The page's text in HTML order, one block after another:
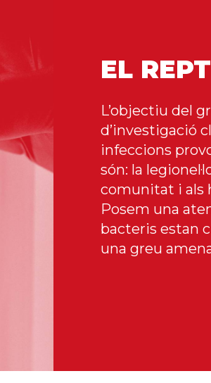
EL
L’objectiu del
d’investigació
infeccions
són: la
comunitat i als
Posem una
bacteris estan
una greu